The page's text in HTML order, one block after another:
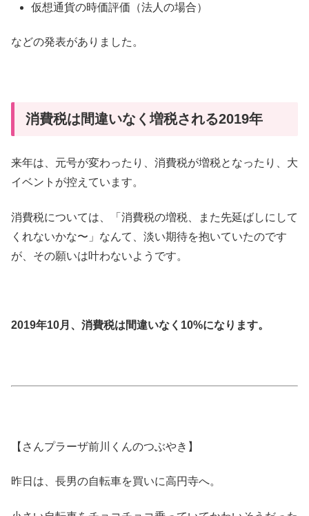
仮想通貨の時価評価（法人の場合）
などの発表がありました。
消費税は間違いなく増税される2019年
来年は、元号が変わったり、消費税が増税となったり、大
イベントが控えています。
消費税については、「消費税の増税、また先延ばしにして
くれないかな〜」なんて、淡い期待を抱いていたのです
が、その願いは叶わないようです。
2019年10月、消費税は間違いなく10%になります。
【さんプラーザ前川くんのつぶやき】
昨日は、長男の自転車を買いに高円寺へ。